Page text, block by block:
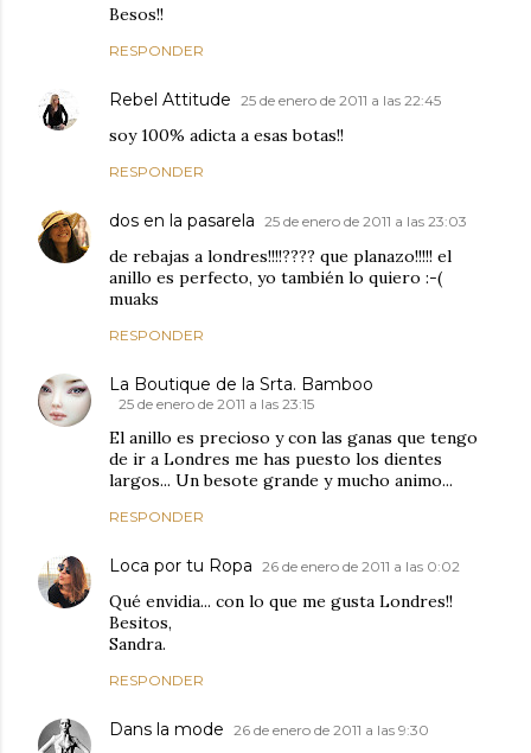
Besos!!
RESPONDER
Rebel Attitude 25 de enero de 2011 a las 22:45
soy 100% adicta a esas botas!!
RESPONDER
dos en la pasarela 25 de enero de 2011 a las 23:03
de rebajas a londres!!!!???? que planazo!!!!! el
anillo es perfecto, yo también lo quiero :-(
muaks
RESPONDER
La Boutique de la Srta. Bamboo
25 de enero de 2011 a las 23:15
El anillo es precioso y con las ganas que tengo
de ir a Londres me has puesto los dientes
largos... Un besote grande y mucho animo...
RESPONDER
Loca por tu Ropa 26 de enero de 2011 a las 0:02
Qué envidia... con lo que me gusta Londres!!
Besitos,
Sandra.
RESPONDER
Dans la mode 26 de enero de 2011 a las 9:30